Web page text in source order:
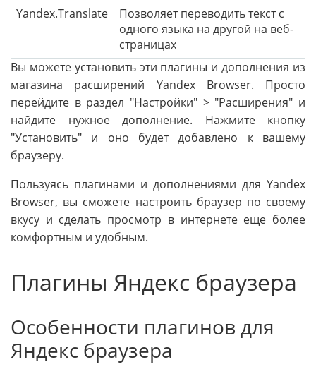
Yandex.Translate
Позволяет переводить текст с
одного языка на другой на веб-
страницах
Вы можете установить эти плагины и дополнения из
магазина расширений Yandex Browser. Просто
перейдите в раздел "Настройки" > "Расширения" и
найдите нужное дополнение. Нажмите кнопку
"Установить" и оно будет добавлено к вашему
браузеру.
Пользуясь плагинами и дополнениями для Yandex
Browser, вы сможете настроить браузер по своему
вкусу и сделать просмотр в интернете еще более
комфортным и удобным.
Плагины Яндекс браузера
Особенности плагинов для
Яндекс браузера